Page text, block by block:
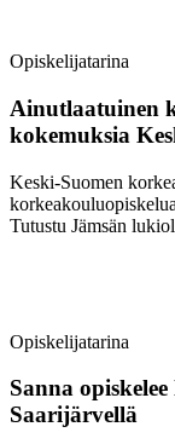
Opiskelijatarina
Ainutlaatuinen
kokemuksia
Keski-Suomen
Tutustu Jämsän
Opiskelijatarina
Sanna
Saarijärvellä